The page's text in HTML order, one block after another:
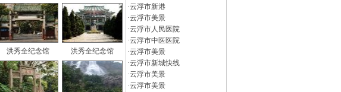
洪秀全纪念馆 洪秀全纪念馆
·云浮市新港
·云浮市美景
·云浮市人民医院
·云浮市中医医院
·云浮市美景
·云浮市新城快线
·云浮市美景
·云浮市美景